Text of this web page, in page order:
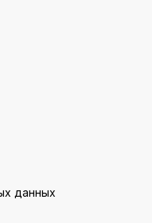
данных